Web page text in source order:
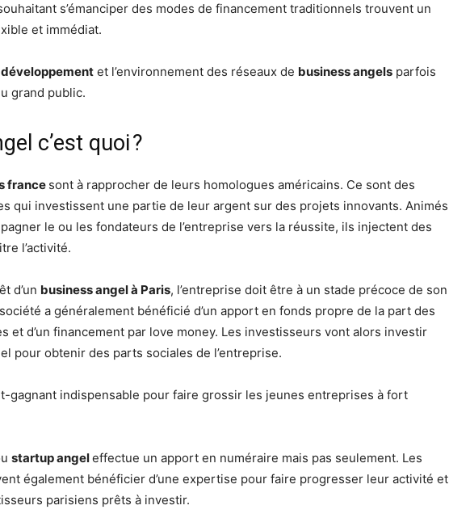
s’émanciper des modes de financement traditionnels trouvent un
et immédiat.
et l’environnement des réseaux de business angels parfois
grand public.
c’est quoi ?
france sont à rapprocher de leurs homologues américains. Ce sont des
qui investissent une partie de leur argent sur des projets innovants. Animés
le ou les fondateurs de l’entreprise vers la réussite, ils injectent des
l’activité.
d’un business angel à Paris, l’entreprise doit être à un stade précoce de son
a généralement bénéficié d’un apport en fonds propre de la part des
et d’un financement par love money. Les investisseurs vont alors investir
pour obtenir des parts sociales de l’entreprise.
gagnant indispensable pour faire grossir les jeunes entreprises à fort
startup angeleffectue un apport en numéraire mais pas seulement. Les
également bénéficier d’une expertise pour faire progresser leur activité et
parisiens prêts à investir.